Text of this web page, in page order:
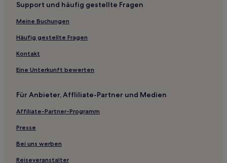
Hotels nahe Virgin Beach
Cem Braças: Hotels
Ponta Negra Hotels
Gamboa Hotels
Unamar: Hotels
Ferradurinha: Hotels
Hotels nahe Statue von Brigitte Bardot
Hotels nahe Besucherzentrum des Korallenriffparks
São José: Hotels
Hotels nahe Praia João Fernandes
Support und häufig gestellte Fragen
Meine Buchungen
Häufig gestellte Fragen
Kontakt
Eine Unterkunft bewerten
Für Anbieter, Affliliate-Partner und Medien
Affiliate-Partner-Programm
Presse
Bei uns werben
Reiseveranstalter